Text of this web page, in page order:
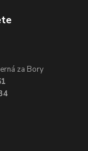
za Bory